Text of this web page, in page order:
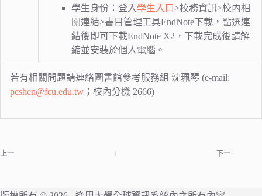
學生身份：登入學生入口 >校務資訊>校內相
關連結>書目管理工具EndNote下載 ，點選連
結後即可下載EndNote X2，下載完成後請解
縮並安裝於個人電腦。
若有相關問題請連絡圖書館參考服務組 沈珮琴 (e-mail:
pcshen@fcu.edu.tw ；校內分機 2666)
上一 下一